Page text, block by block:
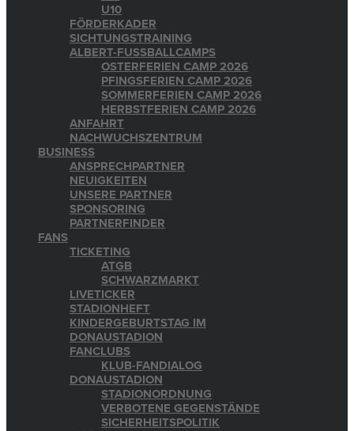
U10
FÖRDERKADER
SICHTUNGSTRAINING
ALBERT-FUSSBALLCAMPS
OSTERFERIEN CAMP 2026
PFINGSFERIEN CAMP 2026
SOMMERFERIEN CAMP 2026
HERBSTFERIEN CAMP 2026
ANFAHRT
NACHWUCHSZENTRUM
BUSINESS
ANSPRECHPARTNER
NEUIGKEITEN
UNSERE PARTNER
SPONSORING
PARTNERFINDER
FANS
TICKETING
ATGB
SCHWARZMARKT
LIVETICKER
STADIONHEFT
KINDERGEBURTSTAG IM
DONAUSTADION
FANCLUBS
KLUB-FANDIALOG
DONAUSTADION
STADIONORDNUNG
VERBOTENE GEGENSTÄNDE
SICHERHEITSPOLITIK